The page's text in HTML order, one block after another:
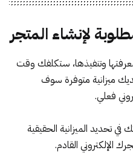
وتنفيذها، ستكلفك وقت
ميزانية متوفرة سوف
فعلي.
تحديد الميزانية الحقيقية
الإلكتروني القادم.